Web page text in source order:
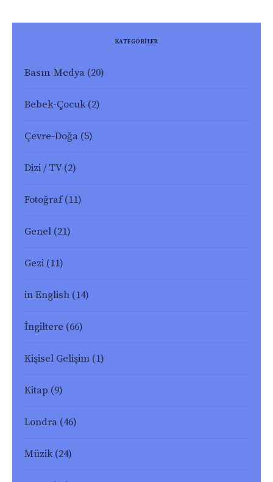
KATEGORİLER
Basın-Medya (20)
Bebek-Çocuk(2)
Çevre-Doğa (5)
Dizi / TV(2)
Fotoğraf(11)
Genel (21)
Gezi (11)
in English (14)
İngiltere (66)
Kişisel Gelişim (1)
Kitap (9)
Londra (46)
Müzik(24)